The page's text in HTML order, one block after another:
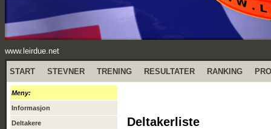
www.leirdue.net
START STEVNER TRENING RESULTATER RANKING
Meny:
Informasjon
Deltakere Deltakerliste